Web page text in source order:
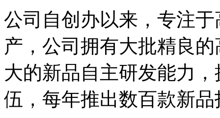
公司自创办以来，专注
产，公司拥有大批精良
大的新品自主研发能力
伍，每年推出数百款新